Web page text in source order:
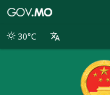
別
30°C